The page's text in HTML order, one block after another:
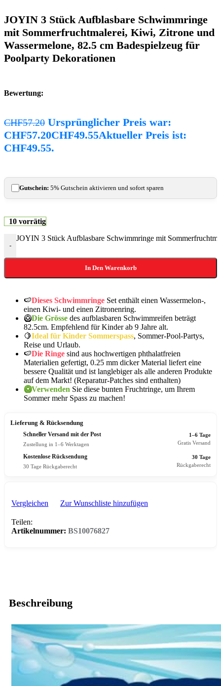
JOYIN 3 Stück Aufblasbare Schwimmringe
mit Sommerfruchtmalerei, Kiwi, Zitrone und
Wassermelone, 82.5 cm Badespielzeug für
Poolparty Dekorationen
Bewertung:
CHF57.20 Ursprünglicher Preis war:
CHF57.20CHF49.55Aktueller Preis ist:
CHF49.55.
Gutschein: 5% Gutschein aktivieren und sofort sparen
10 vorrätig
-
JOYIN 3 Stück Aufblasbare Schwimmringe mit
In Den Warenkorb
🍉Dieses Schwimmringe Set enthält einen Wassermelon-,
einen Kiwi- und einen Zitronenring.
🥝Die Grösse des aufblasbaren Schwimmreifen beträgt
82.5cm. Empfehlend für Kinder ab 9 Jahre alt.
🍋Ideal für Kinder Sommerspass, Sommer-Pool-Partys,
Reise und Urlaub.
🍉Die Ringe sind aus hochwertigen phthalatfreien
Materialien gefertigt, 0.25 mm dicker Material liefert eine
bessere Qualität und ist langlebiger als alle anderen Produkte
auf dem Markt! (Reparatur-Patches sind enthalten)
🥝Verwenden Sie diese bunten Fruchtringe, um Ihrem
Sommer mehr Spass zu machen!
Lieferung & Rücksendung
Schneller Versand mit der Post
Zustellung in 1–6 Werktagen
1–6 Tage
Gratis Versand
Kostenlose Rücksendung
30 Tage Rückgaberecht
30 Tage
Rückgaberecht
Vergleichen Zur Wunschliste hinzufügen
Teilen:
Artikelnummer: BS10076827
Beschreibung